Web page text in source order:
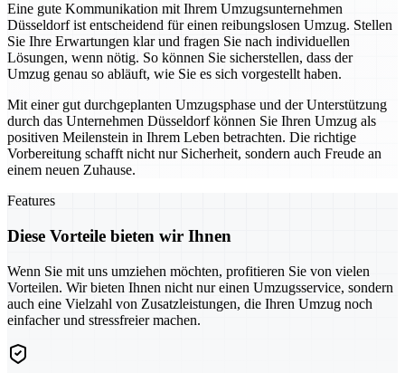
Eine gute Kommunikation mit Ihrem Umzugsunternehmen
Düsseldorf ist entscheidend für einen reibungslosen Umzug. Stellen
Sie Ihre Erwartungen klar und fragen Sie nach individuellen
Lösungen, wenn nötig. So können Sie sicherstellen, dass der
Umzug genau so abläuft, wie Sie es sich vorgestellt haben.
Mit einer gut durchgeplanten Umzugsphase und der Unterstützung
durch das Unternehmen Düsseldorf können Sie Ihren Umzug als
positiven Meilenstein in Ihrem Leben betrachten. Die richtige
Vorbereitung schafft nicht nur Sicherheit, sondern auch Freude an
einem neuen Zuhause.
Features
Diese Vorteile bieten wir Ihnen
Wenn Sie mit uns umziehen möchten, profitieren Sie von vielen
Vorteilen. Wir bieten Ihnen nicht nur einen Umzugsservice, sondern
auch eine Vielzahl von Zusatzleistungen, die Ihren Umzug noch
einfacher und stressfreier machen.